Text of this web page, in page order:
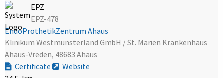
EPZ
EPZ-478
EndoProthetikZentrum Ahaus
Klinikum Westmünsterland GmbH / St. Marien Krankenhaus
Ahaus-Vreden, 48683 Ahaus
Certificate
Website